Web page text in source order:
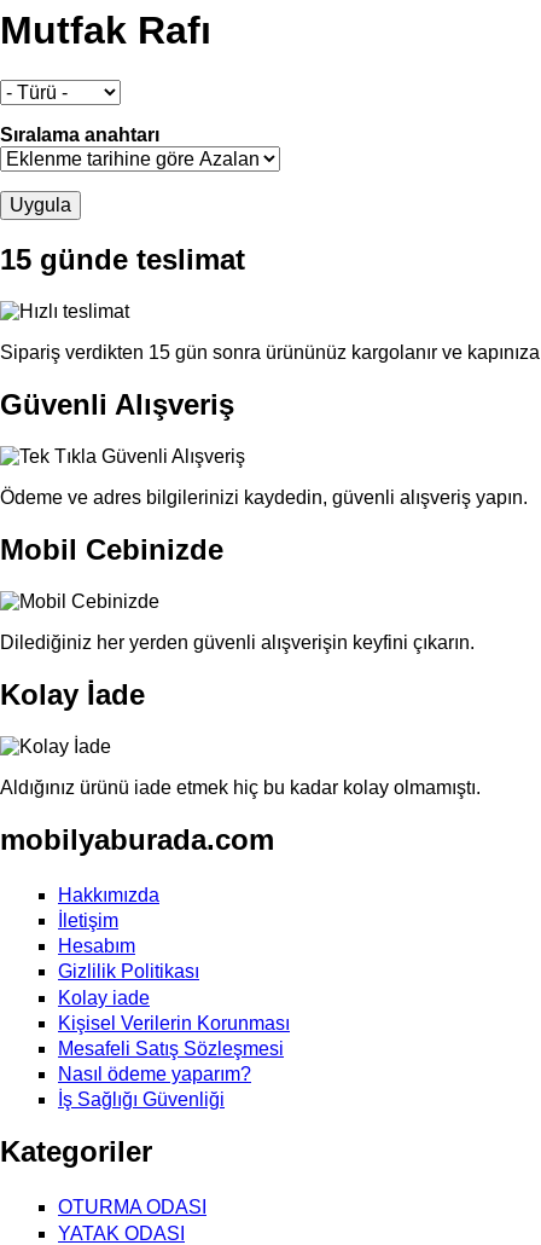
Mutfak Rafı
Sıralama anahtarı
15 günde teslimat
Sipariş verdikten 15 gün sonra ürününüz kargolanır ve kapınıza
Güvenli Alışveriş
Ödeme ve adres bilgilerinizi kaydedin, güvenli alışveriş yapın.
Mobil Cebinizde
Dilediğiniz her yerden güvenli alışverişin keyfini çıkarın.
Kolay İade
Aldığınız ürünü iade etmek hiç bu kadar kolay olmamıştı.
mobilyaburada.com
Hakkımızda
İletişim
Hesabım
Gizlilik Politikası
Kolay iade
Kişisel Verilerin Korunması
Mesafeli Satış Sözleşmesi
Nasıl ödeme yaparım?
İş Sağlığı Güvenliği
Kategoriler
OTURMA ODASI
YATAK ODASI